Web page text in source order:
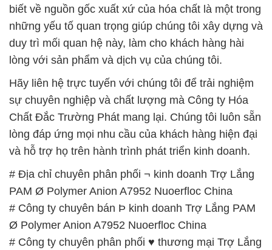
biết về nguồn gốc xuất xứ của hóa chất là một trong
những yếu tố quan trọng giúp chúng tôi xây dựng và
duy trì mối quan hệ này, làm cho khách hàng hài
lòng với sản phẩm và dịch vụ của chúng tôi.
Hãy liên hệ trực tuyến với chúng tôi để trải nghiệm
sự chuyên nghiệp và chất lượng mà Công ty Hóa
Chất Đắc Trường Phát mang lại. Chúng tôi luôn sẵn
lòng đáp ứng mọi nhu cầu của khách hàng hiện đại
và hỗ trợ họ trên hành trình phát triển kinh doanh.
# Địa chỉ chuyên phân phối ¬ kinh doanh Trợ Lắng
PAM Ø Polymer Anion A7952 Nuoerfloc China
# Công ty chuyên bán Þ kinh doanh Trợ Lắng PAM
Ø Polymer Anion A7952 Nuoerfloc China
# Công ty chuyên phân phối ♥ thương mại Trợ Lắng